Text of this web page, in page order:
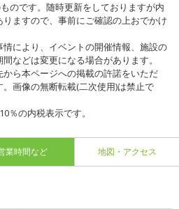
のです。随時更新をしておりますが内
ますので、事前にご確認の上おでかけ
により、イベントの開催情報、施設の
などは変更になる場合があります。
ら本ページへの掲載の許諾をいただ
画像の無断転載(二次使用)は禁止で
％の内税表示です。
業時間など 地図・アクセス